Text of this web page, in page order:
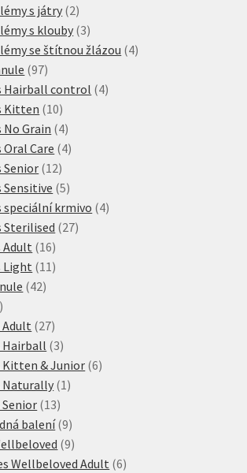
produkty
s játry 22
produkty
s klouby 33
produkty
se štítnou žlázou 44
9797
produktů
Hairball control 44
Kitten 1010
produktů
Grain 44
produkty
Care 44
1212
produktů
55
produktů
speciální krmivo 44
Sterilised 2727
Adult 1616
produktů
Light 11 11
4242
59
Adult 2727
produktů
Hairball 33
produkty
Kitten & Junior 66
Naturally 1 1
1313
produktů
balení 99
produktů
99
produktů
Wellbeloved Adult 66